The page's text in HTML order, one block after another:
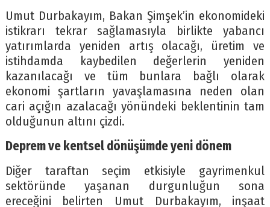
Umut Durbakayım, Bakan Şimşek’in ekonomideki
istikrarı tekrar sağlamasıyla birlikte yabancı
yatırımlarda yeniden artış olacağı, üretim ve
istihdamda kaybedilen değerlerin yeniden
kazanılacağı ve tüm bunlara bağlı olarak
ekonomi şartların yavaşlamasına neden olan
cari açığın azalacağı yönündeki beklentinin tam
olduğunun altını çizdi.
Deprem ve kentsel dönüşümde yeni dönem
Diğer taraftan seçim etkisiyle gayrimenkul
sektöründe yaşanan durgunluğun sona
ereceğini belirten Umut Durbakayım, inşaat